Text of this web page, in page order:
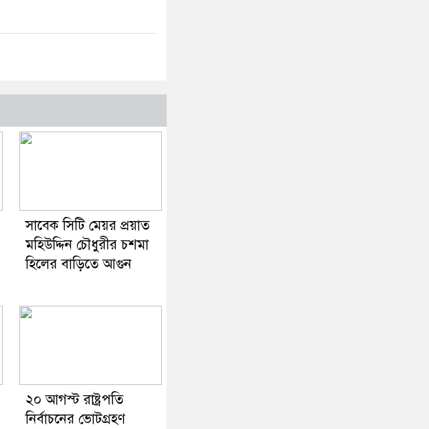
সাবেক সিটি মেয়র প্রয়াত
মহিউদ্দিন চৌধুরীর চশমা
হিলের বাড়িতে আগুন
২০ আগস্ট রাষ্ট্রপতি
নির্বাচনের ভোটগ্রহণ